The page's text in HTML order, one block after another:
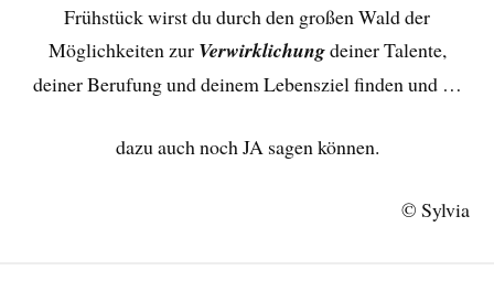
Frühstück wirst du durch den großen Wald der
Möglichkeiten zur Verwirklichungdeiner Talente,
deiner Berufung und deinem Lebensziel finden und …
dazu auch noch JA sagen können.
© Sylvia